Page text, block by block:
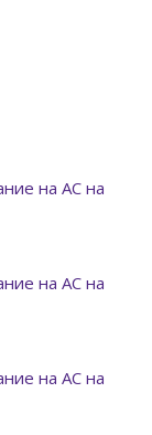
на АС на
на АС на
на АС на